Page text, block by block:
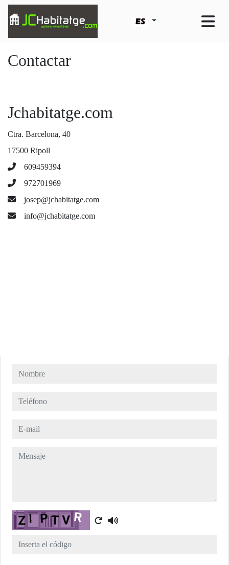
Contactar
Jchabitatge.com
Ctra. Barcelona, 40
17500 Ripoll
609459394
972701969
josep@jchabitatge.com
info@jchabitatge.com
Nombre
Teléfono
E-mail
Mensaje
Captcha